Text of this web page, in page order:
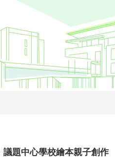
題中心學校繪本親子創作